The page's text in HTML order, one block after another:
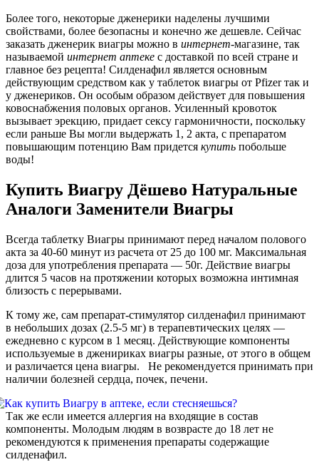
Более того, некоторые дженерики наделены лучшими
свойствами, более безопасны и конечно же дешевле. Сейчас
заказать дженерик виагры можно в интернет-магазине, так
называемой интернет аптеке с доставкой по всей стране и
главное без рецепта! Силденафил является основным
действующим средством как у таблеток виагры от Pfizer так и
у дженериков. Он особым образом действует для повышения
ковоснабжения половых органов. Усиленный кровоток
вызывает эрекцию, придает сексу гармоничности, поскольку
если раньше Вы могли выдержать 1, 2 акта, с препаратом
повышающим потенцию Вам придется купить побольше
воды!
Купить Виагру Дёшево Натуральные
Аналоги Заменители Виагры
Всегда таблетку Виагры принимают перед началом полового
акта за 40-60 минут из расчета от 25 до 100 мг. Максимальная
доза для употребления препарата — 50г. Действие виагры
длится 5 часов на протяжении которых возможна интимная
близость с перерывами.
К тому же, сам препарат-стимулятор силденафил принимают
в небольших дозах (2.5-5 мг) в терапевтических целях —
ежедневно с курсом в 1 месяц. Действующие компоненты
используемые в дженириках виагры разные, от этого в общем
и различается цена виагры. Не рекомендуется принимать при
наличии болезней сердца, почек, печени.
Так же если имеется аллергия на входящие в состав
компоненты. Молодым людям в возврасте до 18 лет не
рекомендуются к применения препараты содержащие
силденафил.